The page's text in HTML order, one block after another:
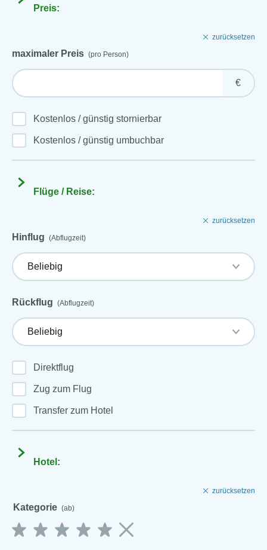
Preis:
zurücksetzen
maximaler Preis (pro Person)
€
Kostenlos / günstig stornierbar
Kostenlos / günstig umbuchbar
Flüge / Reise:
zurücksetzen
Hinflug (Abflugzeit)
Rückflug (Abflugzeit)
Direktflug
Zug zum Flug
Transfer zum Hotel
Hotel:
zurücksetzen
Kategorie (ab)